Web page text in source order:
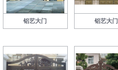
铝艺大门 铝艺大门